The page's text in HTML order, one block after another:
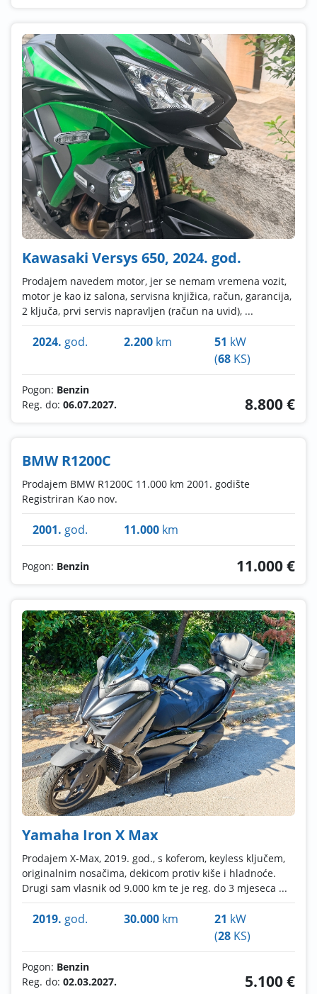
Kawasaki Versys 650, 2024. god.
Prodajem navedem motor, jer se nemam vremena vozit,
motor je kao iz salona, servisna knjižica, račun, garancija,
2 ključa, prvi servis napravljen (račun na uvid), ...
2024. god. 2.200km 51 kW
(68 KS)
Pogon: Benzin
Reg. do: 06.07.2027. 8.800 €
BMW R1200C
Prodajem BMW R1200C 11.000 km 2001. godište
Registriran Kao nov.
2001. god. 11.000km
Pogon: Benzin 11.000 €
Yamaha Iron X Max
Prodajem X-Max, 2019. god., s koferom, keyless ključem,
originalnim nosačima, dekicom protiv kiše i hladnoće.
Drugi sam vlasnik od 9.000 km te je reg. do 3 mjeseca ...
2019. god. 30.000km 21 kW
(28 KS)
Pogon: Benzin
Reg. do: 02.03.2027. 5.100 €